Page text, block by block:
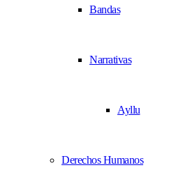
Bandas
Narrativas
Ayllu
Derechos Humanos